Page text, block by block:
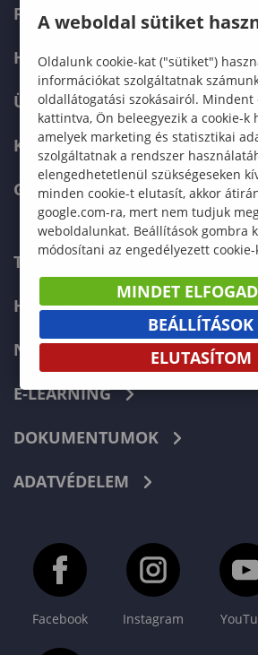
FELVÉTELIZŐKNEK
HALLGATÓKNAK
ÜZLETI PARTNEREKNEK
KARRIER
GREEN UNIVERSITY
TELEFONKÖNYV
HIBABEJELENTÉS
NEPTUN
E-LEARNING
DOKUMENTUMOK
ADATVÉDELEM
Facebook Instagram
A weboldal sütiket
Oldalunk cookie-kat ("sütiket")
információkat szolgáltatnak
oldallátogatási szokásairól. Mindent
kattintva, Ön beleegyezik a cookie-k
amelyek marketing és statisztikai
szolgáltatnak a rendszer
elengedhetetlenül szükségeseken
minden cookie-t elutasít, akkor
google.com-ra, mert nem tudjuk
weboldalunkat. Beállítások gombra
módosítani az engedélyezett cookie-
MINDET
BEÁLLÍTÁSOK
ELUTASÍTOM